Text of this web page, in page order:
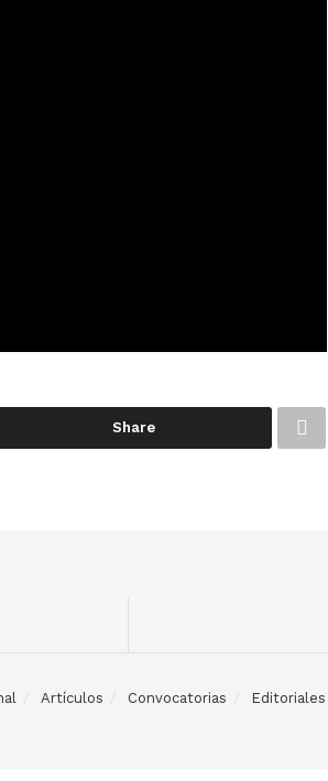
Share
Artículos Convocatorias Editoriales